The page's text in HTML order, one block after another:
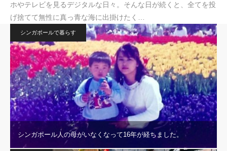
ホやテレビを見るデジタルな日々。そんな日が続くと、全てを投
げ捨てて無性に真っ青な海に出掛けたく…
シンガポールで暮らす
シンガポール人の母がいなくなって16年が経ちました。